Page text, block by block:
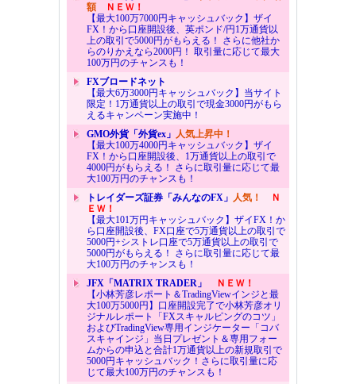
額ＮＥＷ！
【最大100万7000円キャッシュバック】ザイ
FX！から口座開設後、英ポンド/円1万通貨以
上の取引で5000円がもらえる！ さらに他社か
らのりかえなら2000円！ 取引量に応じて最大
100万円のチャンスも！
FXブロードネット
【最大6万3000円キャッシュバック】当サイト
限定！1万通貨以上の取引で現金3000円がもら
えるキャンペーン実施中！
GMO外貨「外貨ex」 人気上昇中！
【最大100万4000円キャッシュバック】ザイ
FX！から口座開設後、1万通貨以上の取引で
4000円がもらえる！ さらに取引量に応じて最
大100万円のチャンスも！
トレイダーズ証券「みんなのFX」 人気！
Ｎ
ＥＷ！
【最大101万円キャッシュバック】ザイFX！か
ら口座開設後、FX口座で5万通貨以上の取引で
5000円+シストレ口座で5万通貨以上の取引で
5000円がもらえる！ さらに取引量に応じて最
大100万円のチャンスも！
JFX「MATRIX TRADER」
ＮＥＷ！
【小林芳彦レポート＆TradingViewインジと最
大100万5000円】口座開設完了で小林芳彦オリ
ジナルレポート「FXスキャルピングのコツ」
およびTradingView専用インジケーター「コバ
スキャインジ」当日プレゼント＆専用フォー
ムからの申込と合計1万通貨以上の新規取引で
5000円キャッシュバック！さらに取引量に応
じて最大100万円のチャンスも！